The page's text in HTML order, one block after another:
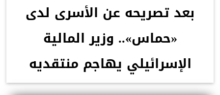
بعد تصريحه عن الأسرى لدى
«حماس».. وزير المالية
الإسرائيلي يهاجم منتقديه